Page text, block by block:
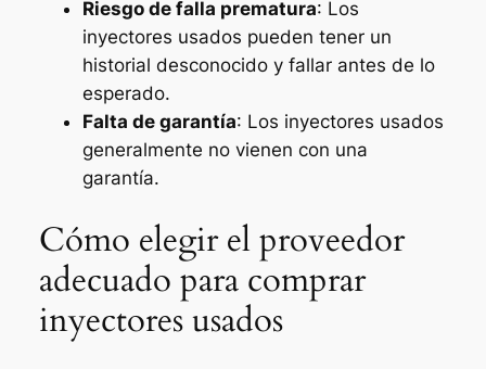
Riesgo de falla prematura: Los
inyectores usados pueden tener un
historial desconocido y fallar antes de lo
esperado.
Falta de garantía: Los inyectores usados
generalmente no vienen con una
garantía.
Cómo elegir el proveedor
adecuado para comprar
inyectores usados